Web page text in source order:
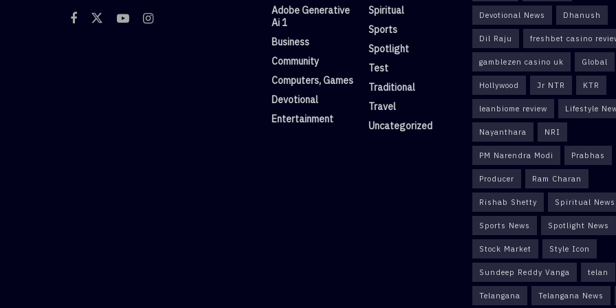
Adobe Generative
Ai 1
Business
Community
Computers, Games
Devotional
Entertainment
Spiritual
Sports
Spotlight
Test
Traditional
Travel
Uncategorized
Devotional News Dhanush
Dil Raju freshbet casino
gamblezen casino uk Global
Hollywood Jr NTR KTR
leanbiome review Lifestyle
Nayanthara NRI
PM Narendra Modi Prabhas
Producer Ram Charan
Rishab Shetty Spiritual News
Sports News Spotlight News
Stock Market Style Icon
Sundeep Reddy Vanga telan
Telangana Telangana News